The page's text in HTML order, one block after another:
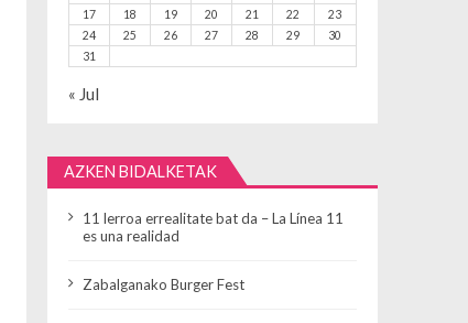
17
18 19 20 21 22
23
24
25 26 27 28 29
30
31
« Jul
AZKEN BIDALKETAK
11 lerroa errealitate bat da – La Línea 11
es una realidad
Zabalganako Burger Fest